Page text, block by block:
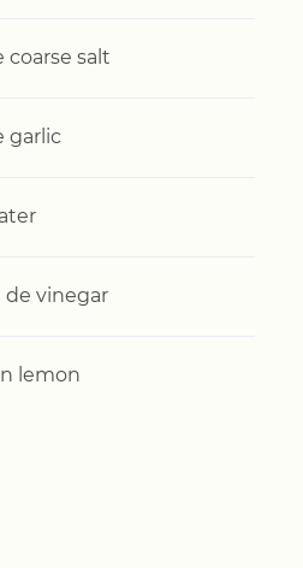
coarse salt
garlic
de vinegar
lemon